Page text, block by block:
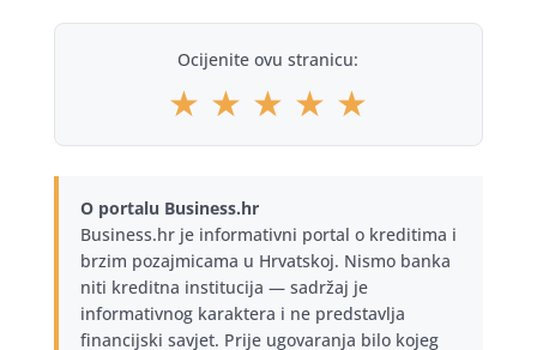
Ocijenite ovu stranicu:
★ ★ ★ ★ ★
O portalu Business.hr
Business.hr je informativni portal o kreditima i
brzim pozajmicama u Hrvatskoj. Nismo banka
niti kreditna institucija — sadržaj je
informativnog karaktera i ne predstavlja
financijski savjet. Prije ugovaranja bilo kojeg